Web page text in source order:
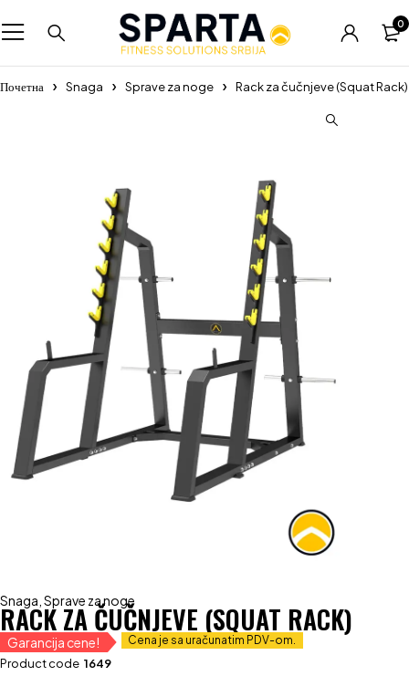
0
Почетна Snaga Sprave za noge Rack za čučnjeve (Squat Rack)
Snaga Sprave za noge
RACK ZA ČUČNJEVE (SQUAT RACK)
Garancija cene! Cena je sa uračunatim PDV-om.
Product code 1649